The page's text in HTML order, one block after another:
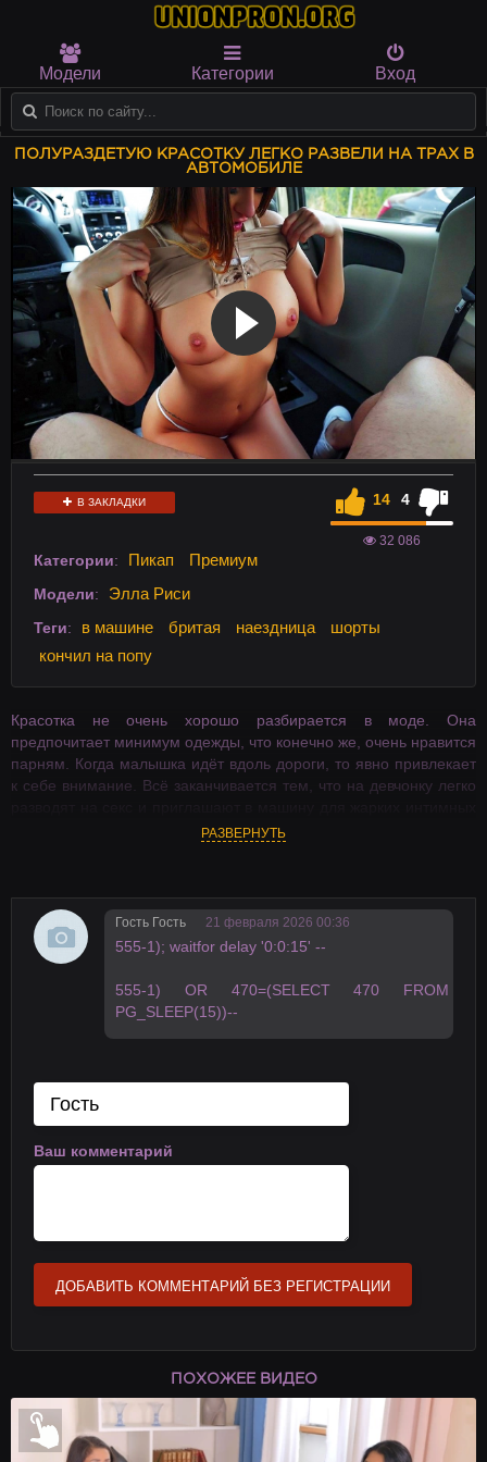
Модели Категории Вход
ПОЛУРАЗДЕТУЮ КРАСОТКУ ЛЕГКО РАЗВЕЛИ НА ТРАХ В
АВТОМОБИЛЕ
В ЗАКЛАДКИ 14 4
32 086
Категории: Пикап Премиум
Модели: Элла Риси
Теги: в машине бритая наездница
шорты
кончил на попу
Красотка не очень хорошо разбирается в моде. Она
предпочитает минимум одежды, что конечно же, очень нравится
парням. Когда малышка идёт вдоль дороги, то явно привлекает
к себе внимание. Всё заканчивается тем, что на девчонку легко
утех. А небольшое количество одежды удобно тем, что
РАЗВЕРНУТЬ
Гость Гость 21 февраля 2026 00:36
555-1); waitfor delay '0:0:15' --
555-1) OR 470=(SELECT 470 FROM
PG_SLEEP(15))--
Ваш комментарий
ДОБАВИТЬ КОММЕНТАРИЙ БЕЗ РЕГИСТРАЦИИ
ПОХОЖЕЕ ВИДЕО